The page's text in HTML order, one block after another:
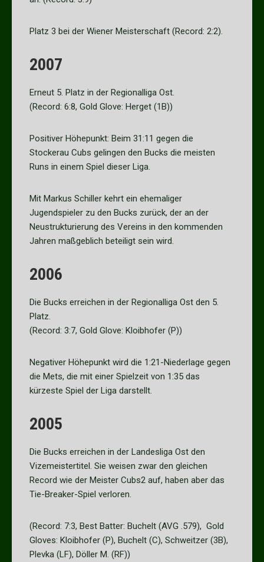
Platz 3 bei der Wiener Meisterschaft (Record: 2:2).
2007
Erneut 5. Platz in der Regionalliga Ost.
(Record: 6:8, Gold Glove: Herget (1B))
Positiver Höhepunkt: Beim 31:11 gegen die
Stockerau Cubs gelingen den Bucks die meisten
Runs in einem Spiel dieser Liga.
Mit Markus Schiller kehrt ein ehemaliger
Jugendspieler zu den Bucks zurück, der an der
Neustrukturierung des Vereins in den kommenden
Jahren maßgeblich beteiligt sein wird.
2006
Die Bucks erreichen in der Regionalliga Ost den 5.
Platz.
(Record: 3:7, Gold Glove: Kloibhofer (P))
Negativer Höhepunkt wird die 1:21-Niederlage gegen
die Mets, die mit einer Spielzeit von 1:35 das
kürzeste Spiel der Liga darstellt.
2005
Die Bucks erreichen in der Landesliga Ost den
Vizemeistertitel. Sie weisen zwar den gleichen
Record wie der Meister Cubs2 auf, haben aber das
Tie-Breaker-Spiel verloren.
(Record: 7:3, Best Batter: Buchelt (AVG .579), Gold
Gloves: Kloibhofer (P), Buchelt (C), Schweitzer (3B),
Plevka (LF), Döller M. (RF))